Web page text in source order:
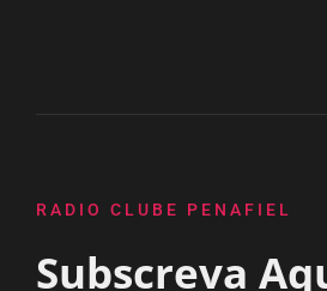
RADIO CLUBE PENAFIEL
Subscreva